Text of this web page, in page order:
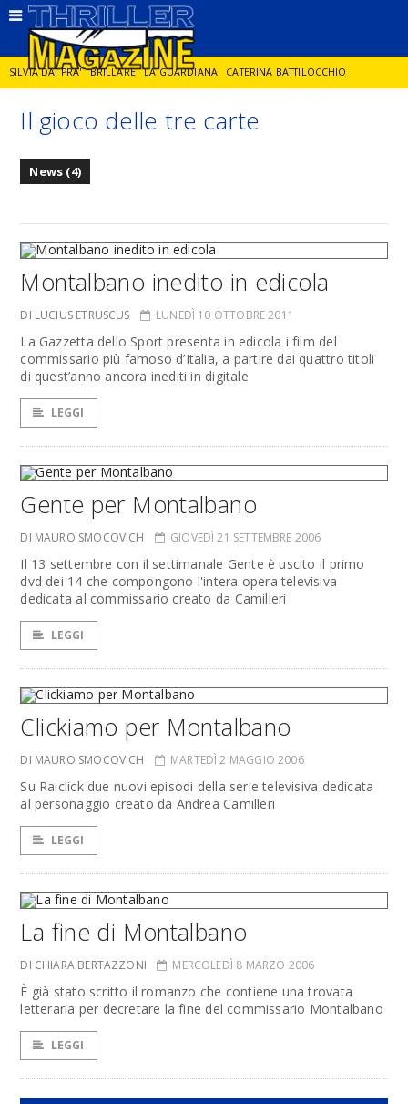
SILVIA DAI PRA' BRILLARE LA GUARDIANA CATERINA BATTILOCCHIO
JORGE DIAZ LA SPIA DELITTO IN CORNICE GIANCARLO DE CATALDO
Il gioco delle tre carte
News (4)
Montalbano inedito in edicola
DI LUCIUS ETRUSCUS LUNEDÌ 10 OTTOBRE 2011
La Gazzetta dello Sport presenta in edicola i film del
commissario più famoso d’Italia, a partire dai quattro titoli
di quest’anno ancora inediti in digitale
LEGGI
Gente per Montalbano
DI MAURO SMOCOVICH GIOVEDÌ 21 SETTEMBRE 2006
Il 13 settembre con il settimanale Gente è uscito il primo
dvd dei 14 che compongono l'intera opera televisiva
dedicata al commissario creato da Camilleri
LEGGI
Clickiamo per Montalbano
DI MAURO SMOCOVICH MARTEDÌ 2 MAGGIO 2006
Su Raiclick due nuovi episodi della serie televisiva dedicata
al personaggio creato da Andrea Camilleri
LEGGI
La fine di Montalbano
DI CHIARA BERTAZZONI MERCOLEDÌ 8 MARZO 2006
È già stato scritto il romanzo che contiene una trovata
letteraria per decretare la fine del commissario Montalbano
LEGGI